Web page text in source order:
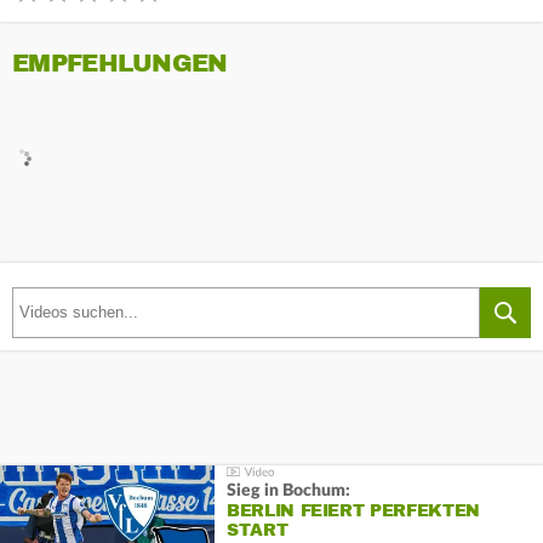
EMPFEHLUNGEN
Sieg in Bochum:
BERLIN FEIERT PERFEKTEN
START